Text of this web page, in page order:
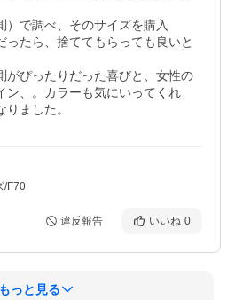
）で調べ、そのサイズを購入
ったら、捨ててもらっても良いと
がぴったりだった喜びと、女性の
ン、。カラーも気にいってくれ
ました。
/F70
違反報告 いいね 0
もっと見る